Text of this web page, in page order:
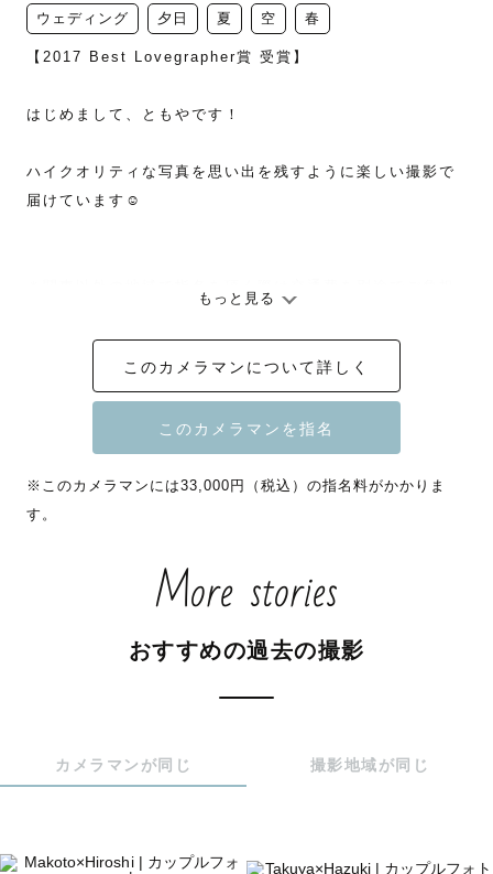
ウェディング 夕日 夏 空 春
【2017 Best Lovegrapher賞 受賞】
はじめまして、ともやです！
ハイクオリティな写真を思い出を残すように楽しい撮影で
届けています☺︎
一度インスタグラムのDMにてご相談ください。DMで日程
調整も可能ですのでご相談ください！
もっと見る
このカメラマンについて詳しく
※このカメラマンには33,000円（税込）の指名料がかかりま
す。
More stories
おすすめの過去の撮影
カメラマンが同じ 撮影地域が同じ